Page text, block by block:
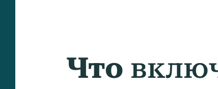
Что